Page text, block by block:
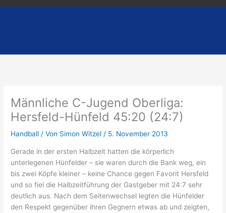
Männliche C-Jugend Oberliga:
Hersfeld-Hünfeld 45:20 (24:7)
Handball / Von Simon Witzel/ 5. November 2013
Gerade in der ersten Halbzeit hatten die körperlich
unterlegenen Hünfelder – sie waren durch die Bank weg, ein
bis zwei Köpfe kleiner – keine Chance gegen Favorit Hersfeld
und so fiel die Halbzeitführung der Gastgeber mit 24:7 sehr
deutlich aus. Nach dem Seitenwechsel legten die Hünfelder
den Respekt gegenüber ihren Gegnern etwas ab und zeigten,